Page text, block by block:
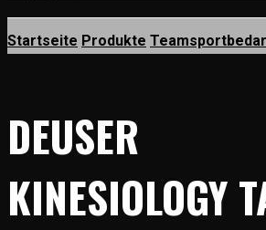
Startseite Produkte
DEUSER
KINESIOLOGY